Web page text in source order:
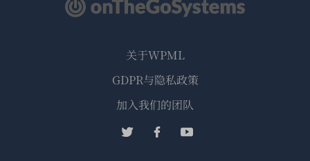
关于WPML
GDPR与隐私政策
加入我们的团队
（在
（在 （在